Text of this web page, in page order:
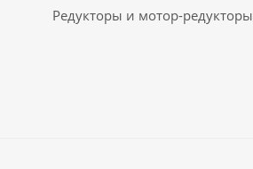
Редукторы и мотор-редукторы